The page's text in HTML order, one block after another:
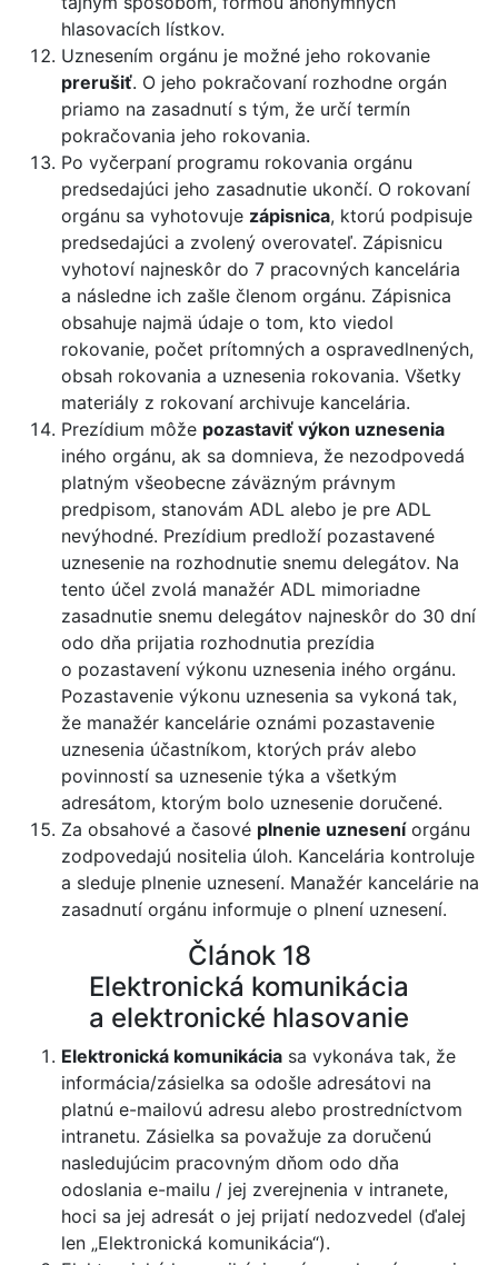
hlasovacích lístkov.
Uznesením orgánu je možné jeho rokovanie
prerušiť. O jeho pokračovaní rozhodne orgán
priamo na zasadnutí s tým, že určí termín
pokračovania jeho rokovania.
Po vyčerpaní programu rokovania orgánu
predsedajúci jeho zasadnutie ukončí. O rokovaní
orgánu sa vyhotovuje zápisnica, ktorú podpisuje
predsedajúci a zvolený overovateľ. Zápisnicu
vyhotoví najneskôr do 7 pracovných kancelária
a následne ich zašle členom orgánu. Zápisnica
obsahuje najmä údaje o tom, kto viedol
rokovanie, počet prítomných a ospravedlnených,
obsah rokovania a uznesenia rokovania. Všetky
materiály z rokovaní archivuje kancelária.
Prezídium môže pozastaviť výkon uznesenia
iného orgánu, ak sa domnieva, že nezodpovedá
platným všeobecne záväzným právnym
predpisom, stanovám ADL alebo je pre ADL
nevýhodné. Prezídium predloží pozastavené
uznesenie na rozhodnutie snemu delegátov. Na
tento účel zvolá manažér ADL mimoriadne
zasadnutie snemu delegátov najneskôr do 30 dní
odo dňa prijatia rozhodnutia prezídia
o pozastavení výkonu uznesenia iného orgánu.
Pozastavenie výkonu uznesenia sa vykoná tak,
že manažér kancelárie oznámi pozastavenie
uznesenia účastníkom, ktorých práv alebo
povinností sa uznesenie týka a všetkým
adresátom, ktorým bolo uznesenie doručené.
Za obsahové a časové plnenie uzneseníorgánu
zodpovedajú nositelia úloh. Kancelária kontroluje
a sleduje plnenie uznesení. Manažér kancelárie na
zasadnutí orgánu informuje o plnení uznesení.
Článok 18
Elektronická komunikácia
a elektronické hlasovanie
Elektronická komunikácia sa vykonáva tak, že
informácia/zásielka sa odošle adresátovi na
platnú e-mailovú adresu alebo prostredníctvom
intranetu. Zásielka sa považuje za doručenú
nasledujúcim pracovným dňom odo dňa
odoslania e-mailu / jej zverejnenia v intranete,
hoci sa jej adresát o jej prijatí nedozvedel (ďalej
len „Elektronická komunikácia“).